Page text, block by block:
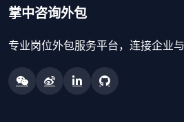
掌中咨询外包
专业岗位外包服务平台，连接企业